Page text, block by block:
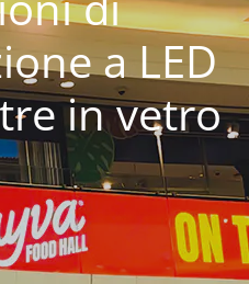
a LED
in vetro